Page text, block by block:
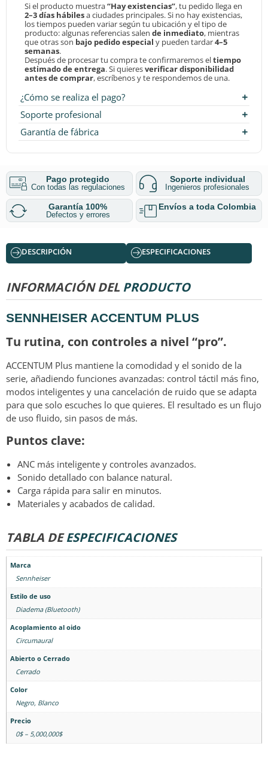
Si el producto muestra“Hay existencias”, tu pedido llega en
2–3 días hábilesa ciudades principales. Si no hay existencias,
los tiempos pueden variar según tu ubicación y el tipo de
producto: algunas referencias salen de inmediato, mientras
que otras son bajo pedido especial y pueden tardar4–5
semanas.
Después de procesar tu compra te confirmaremos eltiempo
estimado de entrega. Si quieresverificar disponibilidad
antes de comprar, escríbenos y te respondemos de una.
¿Cómo se realiza el pago?
Soporte profesional
Garantía de fábrica
Pago protegido
Con todas las regulaciones
Soporte individual
Ingenieros profesionales
Garantía 100%
Defectos y errores
Envíos a toda Colombia
DESCRIPCIÓN ESPECIFICACIONES
INFORMACIÓN DEL PRODUCTO
SENNHEISER ACCENTUM PLUS
Tu rutina, con controles a nivel “pro”.
ACCENTUM Plus mantiene la comodidad y el sonido de la
serie, añadiendo funciones avanzadas: control táctil más fino,
modos inteligentes y una cancelación de ruido que se adapta
para que solo escuches lo que quieres. El resultado es un flujo
de uso fluido, sin pasos de más.
Puntos clave:
ANC más inteligente y controles avanzados.
Sonido detallado con balance natural.
Carga rápida para salir en minutos.
Materiales y acabados de calidad.
TABLA DEESPECIFICACIONES
Marca
Sennheiser
Estilo de uso
Diadema (Bluetooth)
Acoplamiento al oido
Circumaural
Abierto o Cerrado
Cerrado
Color
Negro, Blanco
Precio
0$ – 5,000,000$